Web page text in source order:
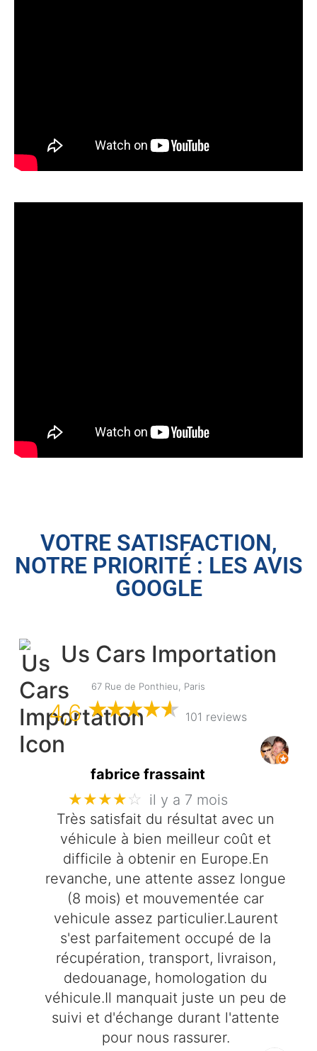
VOTRE SATISFACTION,
NOTRE PRIORITÉ : LES AVIS
GOOGLE
Us Cars Importation
67 Rue de Ponthieu, Paris
4,6 101 reviews
fabrice frassaint
★★★★☆ il y a 7 mois
Très satisfait du résultat avec un
véhicule à bien meilleur coût et
difficile à obtenir en Europe.En
revanche, une attente assez longue
(8 mois) et mouvementée car
vehicule assez particulier.Laurent
s'est parfaitement occupé de la
récupération, transport, livraison,
dedouanage, homologation du
véhicule.Il manquait juste un peu de
suivi et d'échange durant l'attente
pour nous rassurer.